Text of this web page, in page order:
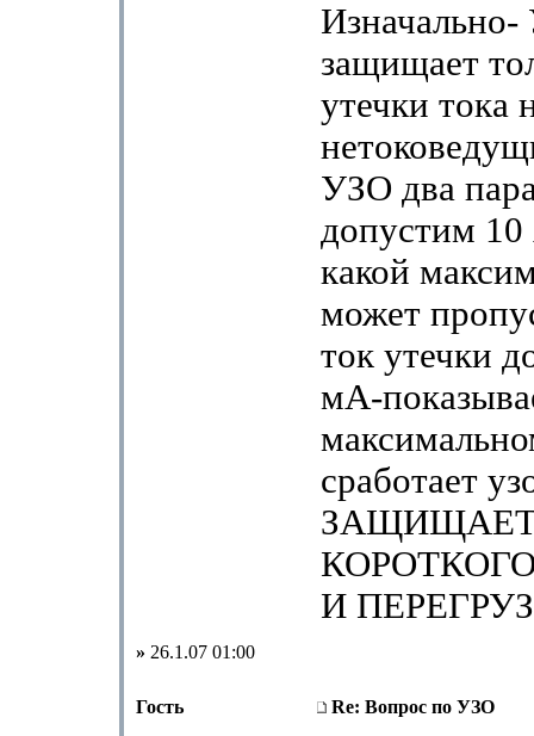
защищает
утечки тока
УЗО два
допустим 10
какой
может
ток утечки
мА-
сработает
И
» 26.1.07 01:00
Гость Re: Вопрос по УЗО